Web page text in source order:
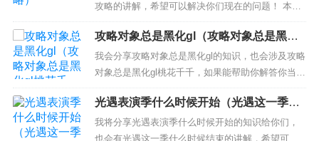
攻略的讲解，希望可以解决你们现在的问题！ 本文
目录一览： 1、Rime 输入法使用前需要知道哪些知
识？ 2、rime低特效要多少配置 最低的配置攻略
3、使命召唤6 攻略 4、rime全特效要什么配置 推荐
的配置攻略 Rime 输入...
攻略对象总是黑化gl（攻略对象总是黑化g
l桃花千千）
我会分享攻略对象总是黑化gl的知识，也会涉及攻略
对象总是黑化gl桃花千千，如果能帮助你解答你当下
的问题，别忘记关注我们吧！ 本文目录一览： 1、
《攻略对象全黑化了怎么破》 2、求推荐几本病娇鬼
畜类的gl小说！！这类的相当少呢，看的都是比较现
实无奈的，我要看些简单粗暴的！！? 3、求gl快
光遇表演季什么时候开始（光遇这一季什
么时候结束）
我将分享光遇表演季什么时候开始的知识给你们，
也会有光遇这一季什么时候结束的讲解，希望可以